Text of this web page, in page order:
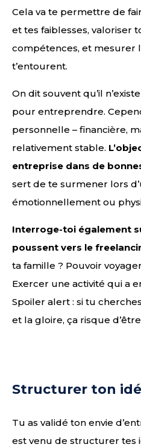
Cela va te permettre de
et tes faiblesses, valoriser
compétences, et mesurer
t’entourent.
On dit souvent qu’il
pour entreprendre.
personnelle – financière,
relativement stable.
entreprise dans de
sert de te surmener lors
émotionnellement ou
Interroge-toi également
poussent vers le
ta famille ? Pouvoir
Exercer une activité qui a
Spoiler alert : si tu
et la gloire, ça risque
Structurer ton
Tu as validé ton envie
est venu de structurer tes